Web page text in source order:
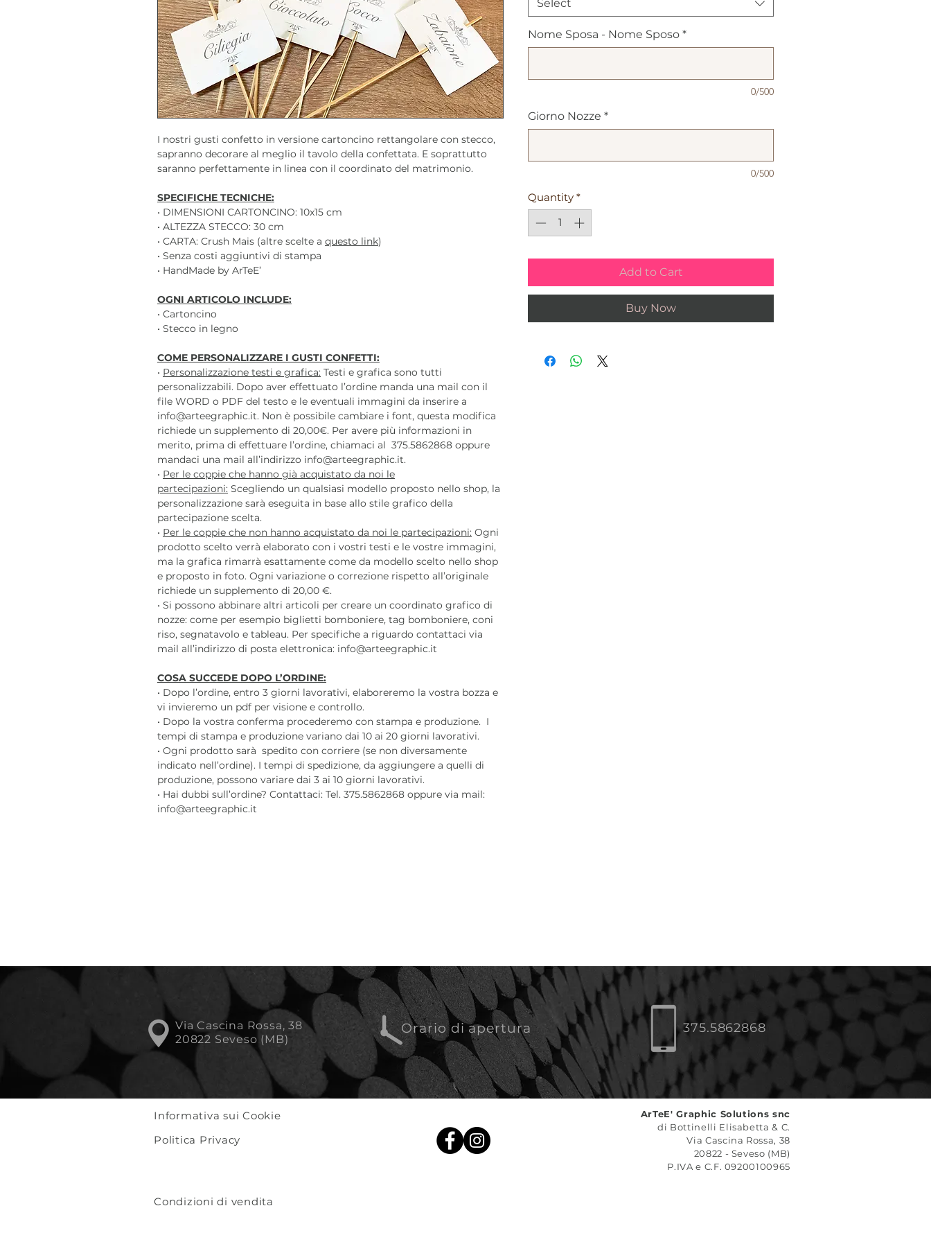
I nostri gusti confetto in versione cartoncino rettangolare con stecco,
sapranno decorare al meglio il tavolo della confettata. E soprattutto
saranno perfettamente in linea con il coordinato del matrimonio.
SPECIFICHE TECNICHE:
• DIMENSIONI CARTONCINO: 10x15 cm
• ALTEZZA STECCO: 30 cm
• CARTA: Crush Mais (altre scelte a questo link)
• Senza costi aggiuntivi di stampa
• HandMade by ArTeE’
OGNI ARTICOLO INCLUDE:
• Cartoncino
• Stecco in legno
COME PERSONALIZZARE I GUSTI CONFETTI:
• Personalizzazione testi e grafica: Testi e grafica sono tutti
personalizzabili. Dopo aver effettuato l’ordine manda una mail con il
file WORD o PDF del testo e le eventuali immagini da inserire a
info@arteegraphic.it. Non è possibile cambiare i font, questa modifica
richiede un supplemento di 20,00€. Per avere più informazioni in
merito, prima di effettuare l’ordine, chiamaci al 375.5862868 oppure
mandaci una mail all’indirizzo info@arteegraphic.it.
• Per le coppie che hanno già acquistato da noi le
partecipazioni: Scegliendo un qualsiasi modello proposto nello shop, la
personalizzazione sarà eseguita in base allo stile grafico della
partecipazione scelta.
• Per le coppie che non hanno acquistato da noi le partecipazioni: Ogni
prodotto scelto verrà elaborato con i vostri testi e le vostre immagini,
ma la grafica rimarrà esattamente come da modello scelto nello shop
e proposto in foto. Ogni variazione o correzione rispetto all’originale
richiede un supplemento di 20,00 €.
• Si possono abbinare altri articoli per creare un coordinato grafico di
nozze: come per esempio biglietti bomboniere, tag bomboniere, coni
riso, segnatavolo e tableau. Per specifiche a riguardo contattaci via
mail all’indirizzo di posta elettronica: info@arteegraphic.it
COSA SUCCEDE DOPO L’ORDINE:
• Dopo l’ordine, entro 3 giorni lavorativi, elaboreremo la vostra bozza e
vi invieremo un pdf per visione e controllo.
• Dopo la vostra conferma procederemo con stampa e produzione. I
tempi di stampa e produzione variano dai 10 ai 20 giorni lavorativi.
• Ogni prodotto sarà spedito con corriere (se non diversamente
indicato nell’ordine). I tempi di spedizione, da aggiungere a quelli di
produzione, possono variare dai 3 ai 10 giorni lavorativi.
• Hai dubbi sull’ordine? Contattaci: Tel. 375.5862868 oppure via mail:
info@arteegraphic.it
Select
Nome Sposa - Nome Sposo *
0/500
Giorno Nozze *
0/500
Quantity *
Add to Cart
Buy Now
Orario di apertura
Via Cascina Rossa, 38
20822 Seveso (MB)
375.5862868
Informativa sui Cookie
Politica Privacy
ArTeE' Graphic Solutions snc
di Bottinelli Elisabetta & C.
Via Cascina Rossa, 38
20822 - Seveso (MB)
P.IVA e C.F. 09200100965
Condizioni di vendita